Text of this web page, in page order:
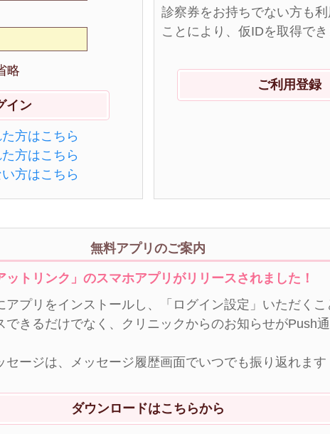
略
方はこちら
方はこちら
方はこちら
診察券をお持ちでない方も利
ことにより、仮IDを取得でき
ご利用登録
無料アプリのご案内
トリンク」のスマホアプリがリリースされました！
アプリをインストールし、「ログイン設定」いただく
できるだけでなく、クリニックからのお知らせがPush
セージは、メッセージ履歴画面でいつでも振り返れます
ダウンロードはこちらから